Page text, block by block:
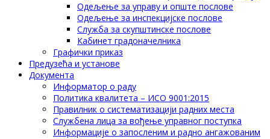
Одељење за управу и опште послове
Одељење за инспекцијске послове
Служба за скупштинске послове
Кабинет градоначелника
Графички приказ
Предузећа и установе
Документа
Информатор о раду
Политика квалитета – ИСО 9001:2015
Правилник о систематизацији радних места
Службена лица за вођење управног поступка
Информације о запосленим и радно ангажованим